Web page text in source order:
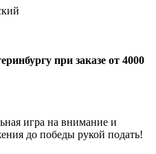
при заказе от 4000
игра на внимание и
до победы рукой подать!